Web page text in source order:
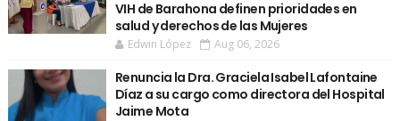
VIH de Barahona definen prioridades en
salud y derechos de las Mujeres
Edwin López Aug 06, 2026
Renuncia la Dra. Graciela Isabel Lafontaine
Díaz a su cargo como directora del Hospital
Jaime Mota